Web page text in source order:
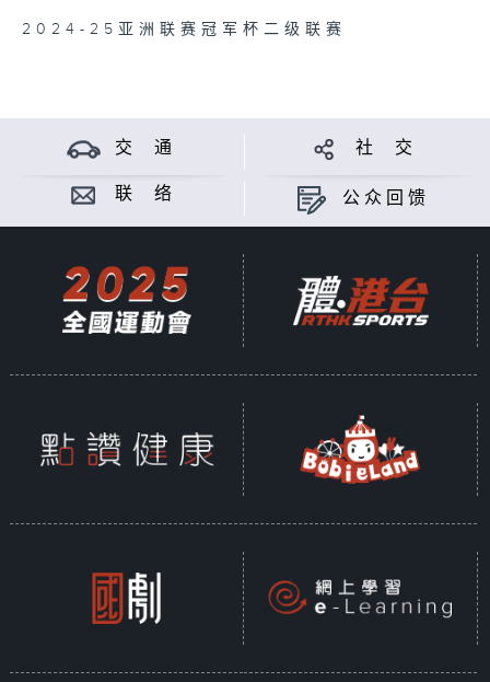
2024-25亚洲联赛冠军杯二级联赛
交 通 社 交
联 络 公众回馈